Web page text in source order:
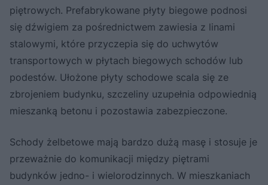
piętrowych. Prefabrykowane płyty biegowe podnosi
się dźwigiem za pośrednictwem zawiesia z linami
stalowymi, które przyczepia się do uchwytów
transportowych w płytach biegowych schodów lub
podestów. Ułożone płyty schodowe scala się ze
zbrojeniem budynku, szczeliny uzupełnia odpowiednią
mieszanką betonu i pozostawia zabezpieczone.
Schody żelbetowe mają bardzo dużą masę i stosuje je
przeważnie do komunikacji między piętrami
budynków jedno- i wielorodzinnych. W mieszkaniach